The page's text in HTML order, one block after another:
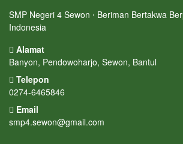
SMP Negeri 4 Sewon ⋅ Beriman Bertakwa
Indonesia
Alamat
Banyon, Pendowoharjo, Sewon, Bantul
Telepon
0274-6465846
Email
smp4.sewon@gmail.com